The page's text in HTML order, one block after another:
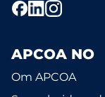
APCOA NO
Om APCOA